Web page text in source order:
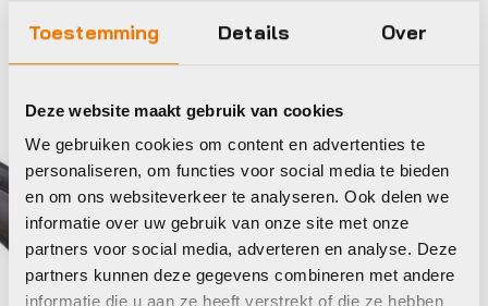
Toestemming Details Over
Deze website maakt gebruik van cookies
We gebruiken cookies om content en advertenties te
personaliseren, om functies voor social media te bieden
en om ons websiteverkeer te analyseren. Ook delen we
informatie over uw gebruik van onze site met onze
partners voor social media, adverteren en analyse. Deze
partners kunnen deze gegevens combineren met andere
informatie die u aan ze heeft verstrekt of die ze hebben
Maak je fiets compleet
Giant